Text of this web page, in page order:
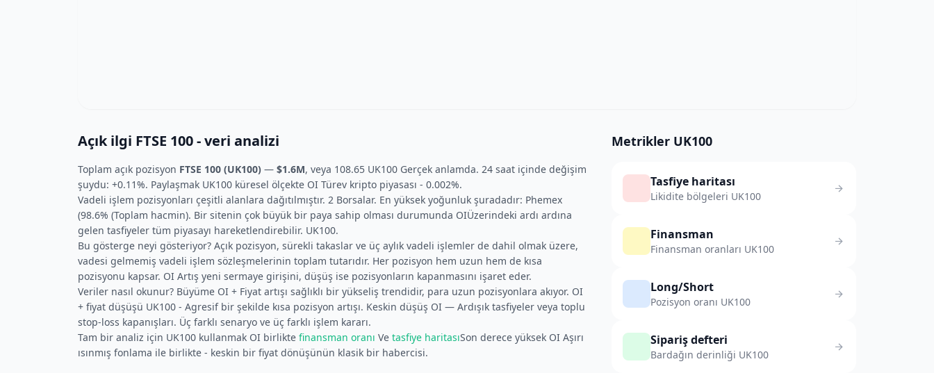
Açık ilgi FTSE 100 - veri analizi
Toplam açık pozisyon FTSE 100 (UK100) — $1.6M, veya 108.65 UK100 Gerçek anlamda. 24 saat içinde değişim
şuydu: +0.11%. Paylaşmak UK100 küresel ölçekte OI Türev kripto piyasası - 0.002%.
Vadeli işlem pozisyonları çeşitli alanlara dağıtılmıştır. 2 Borsalar. En yüksek yoğunluk şuradadır: Phemex
(98.6% (Toplam hacmin). Bir sitenin çok büyük bir paya sahip olması durumunda OIÜzerindeki ardı ardına
gelen tasfiyeler tüm piyasayı hareketlendirebilir. UK100.
Bu gösterge neyi gösteriyor? Açık pozisyon, sürekli takaslar ve üç aylık vadeli işlemler de dahil olmak üzere,
vadesi gelmemiş vadeli işlem sözleşmelerinin toplam tutarıdır. Her pozisyon hem uzun hem de kısa
pozisyonu kapsar. OI Artış yeni sermaye girişini, düşüş ise pozisyonların kapanmasını işaret eder.
Veriler nasıl okunur? Büyüme OI + Fiyat artışı sağlıklı bir yükseliş trendidir, para uzun pozisyonlara akıyor. OI
+ fiyat düşüşü UK100 - Agresif bir şekilde kısa pozisyon artışı. Keskin düşüş OI — Ardışık tasfiyeler veya toplu
stop-loss kapanışları. Üç farklı senaryo ve üç farklı işlem kararı.
Tam bir analiz için UK100 kullanmak OI birlikte finansman oranı Ve tasfiye haritasıSon derece yüksek OI Aşırı
ısınmış fonlama ile birlikte - keskin bir fiyat dönüşünün klasik bir habercisi.
Metrikler UK100
Tasfiye haritası
Likidite bölgeleri UK100
Finansman
Finansman oranları UK100
Long/Short
Pozisyon oranı UK100
Sipariş defteri
Bardağın derinliği UK100